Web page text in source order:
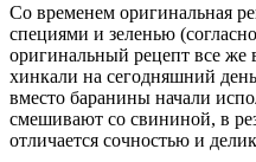
Со временем оригинальная
специями и зеленью
оригинальный рецепт все же
хинкали на сегодняшний
вместо баранины начали
смешивают со свининой, в
отличается сочностью и